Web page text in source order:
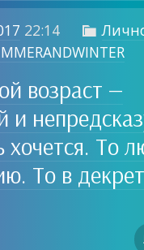
22:14 
возраст —
и
хочется. То
То в